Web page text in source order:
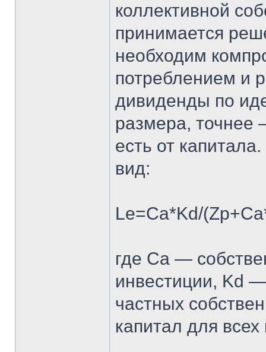
коллективной
принимается
необходим
потреблением и
дивиденды по
размера, точнее
есть от
вид:
Le=Ca*Kd/
где Ca —
инвестиции, Kd
частных
капитал для